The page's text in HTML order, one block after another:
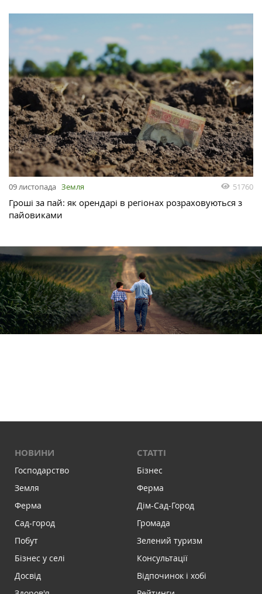
09 листопада Земля 51760
Гроші за пай: як орендарі в регіонах розраховуються з
пайовиками
НОВИНИ
Господарство
Земля
Ферма
Сад-город
Побут
Бізнес у селі
Досвід
СТАТТІ
Бізнес
Ферма
Дім-Сад-Город
Громада
Зелений туризм
Консультації
Відпочинок і хобі